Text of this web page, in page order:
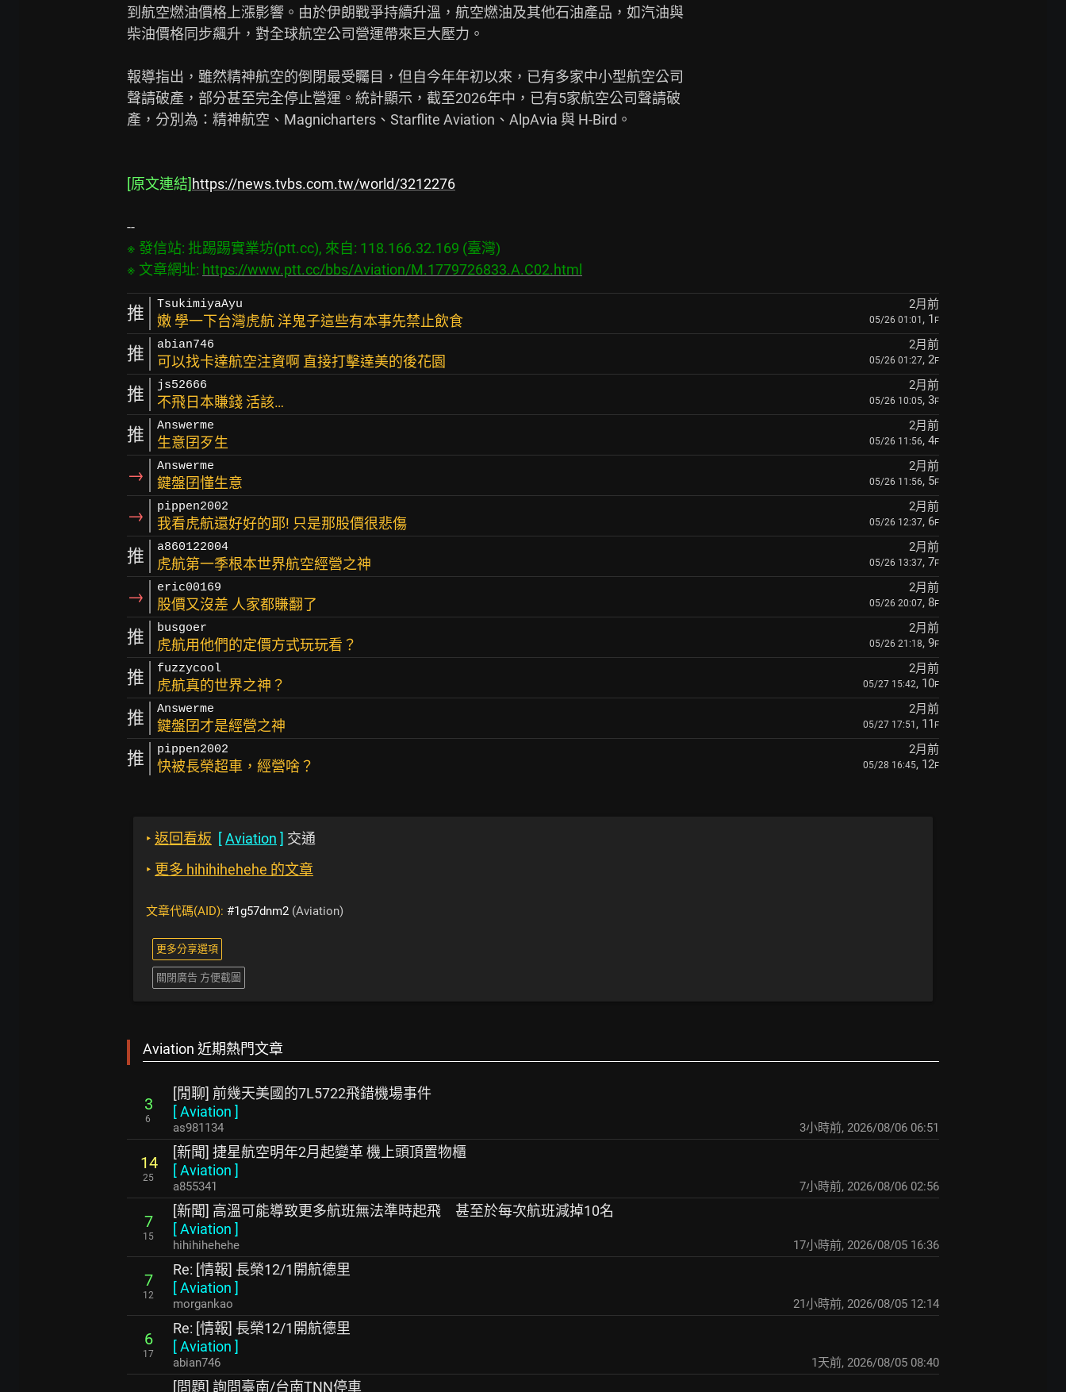
到航空燃油價格上漲影響。由於伊朗戰爭持續升溫，航空燃油及其他石油產品，如汽油與
柴油價格同步飆升，對全球航空公司營運帶來巨大壓力。
報導指出，雖然精神航空的倒閉最受矚目，但自今年年初以來，已有多家中小型航空公司
聲請破產，部分甚至完全停止營運。統計顯示，截至2026年中，已有5家航空公司聲請破
產，分別為：精神航空、Magnicharters、Starflite Aviation、AlpAvia 與 H-Bird。
[原文連結] https://news.tvbs.com.tw/world/3212276
※ 發信站: 批踢踢實業坊(ptt.cc), 來自: 118.166.32.169 (臺灣)
※ 文章網址: https://www.ptt.cc/bbs/Aviation/M.1779726833.A.C02.html
推 TsukimiyaAyu 2月前
嫩 學一下台灣虎航 洋鬼子這些有本事先禁止飲食 05/26 01:01 , 1 F
推 abian746 2月前
可以找卡達航空注資啊 直接打擊達美的後花園 05/26 01:27, 2F
推 js52666 2月前
不飛日本賺錢 活該… 05/26 10:05, 3F
推 Answerme 2月前
生意囝歹生 05/26 11:56, 4F
→ Answerme 2月前
鍵盤囝懂生意 05/26 11:56, 5F
→ pippen2002 2月前
我看虎航還好好的耶! 只是那股價很悲傷 05/26 12:37, 6F
推 a860122004 2月前
虎航第一季根本世界航空經營之神 05/26 13:37, 7F
→ eric00169 2月前
股價又沒差 人家都賺翻了 05/26 20:07, 8F
推 busgoer 2月前
虎航用他們的定價方式玩玩看？ 05/26 21:18, 9F
推 fuzzycool 2月前
虎航真的世界之神？ 05/27 15:42, 10F
推 Answerme 2月前
鍵盤囝才是經營之神 05/27 17:51 , 11 F
推 pippen2002 2月前
快被長榮超車，經營啥？ 05/28 16:45, 12F
‣ 返回看板 [Aviation ] 交通
‣ 更多 hihihihehehe 的文章
文章代碼(AID): #1g57dnm2 (Aviation)
更多分享選項
關閉廣告 方便截圖
Aviation 近期熱門文章
3
6
[閒聊] 前幾天美國的7L5722飛錯機場事件
[Aviation ]
as981134 3小時前, 2026/08/06 06:51
14
25
[新聞] 捷星航空明年2月起變革 機上頭頂置物櫃
[Aviation ]
a855341 7小時前, 2026/08/06 02:56
7
15
[新聞] 高溫可能導致更多航班無法準時起飛 甚至於每次航班減掉10名
[Aviation ]
hihihihehehe 17小時前, 2026/08/05 16:36
7
12
Re: [情報] 長榮12/1開航德里
[Aviation ]
morgankao 21小時前, 2026/08/05 12:14
6
17
Re: [情報] 長榮12/1開航德里
[Aviation ]
abian746 1天前, 2026/08/05 08:40
[問題] 詢問臺南/台南TNN停車